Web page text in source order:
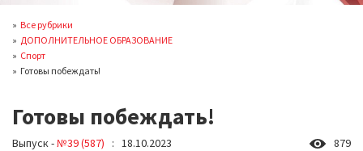
Все рубрики
ДОПОЛНИТЕЛЬНОЕ ОБРАЗОВАНИЕ
Спорт
Готовы побеждать!
Готовы побеждать!
Выпуск -№39 (587) : 18.10.2023 879